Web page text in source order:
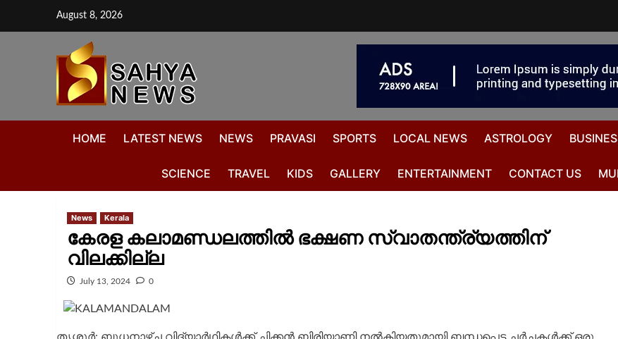
August 8, 2026
HOME LATEST NEWS NEWS PRAVASI SPORTS LOCAL NEWS ASTROLOGY
SCIENCE TRAVEL KIDS GALLERY ENTERTAINMENT CONTACT US
News Kerala
കേരള കലാമണ്ഡലത്തിൽ ഭക്ഷണ സ്വാതന്ത്ര്യത്തിന്
വിലക്കില്ല
July 13, 2024 0